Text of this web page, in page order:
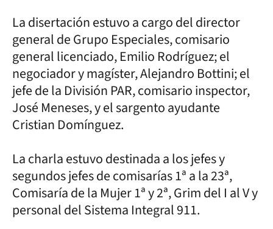
La disertación estuvo a cargo del director
general de Grupo Especiales, comisario
general licenciado, Emilio Rodríguez; el
negociador y magíster, Alejandro Bottini; el
jefe de la División PAR, comisario inspector,
José Meneses, y el sargento ayudante
Cristian Domínguez.
La charla estuvo destinada a los jefes y
segundos jefes de comisarías 1ª a la 23ª,
Comisaría de la Mujer 1ª y 2ª, Grim del I al V y
personal del Sistema Integral 911.